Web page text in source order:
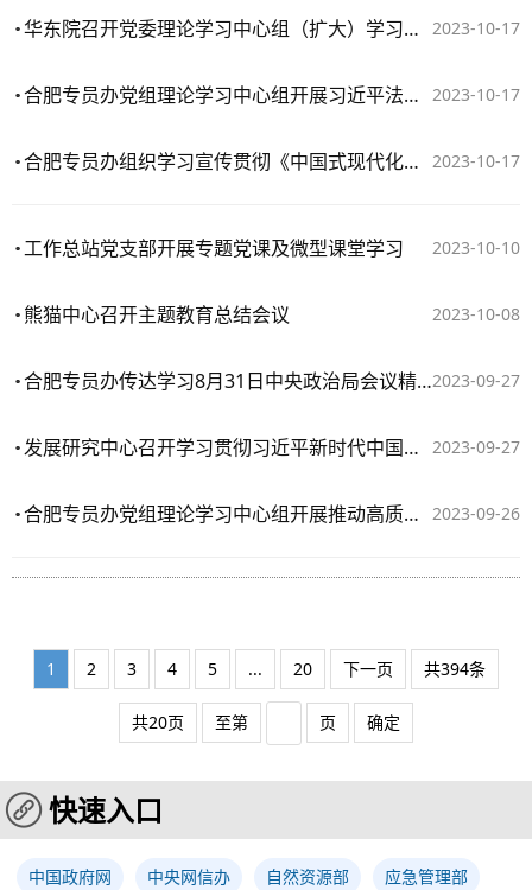
2023-10-17
华东院召开党委理论学习中心组（扩大）学习会传达学习贯彻习近平总书记考察浙江重要讲话精神
2023-10-17
合肥专员办党组理论学习中心组开展习近平法治思想专题学习
2023-10-17
合肥专员办组织学习宣传贯彻《中国式现代化面对面》
2023-10-10
工作总站党支部开展专题党课及微型课堂学习
2023-10-08
熊猫中心召开主题教育总结会议
2023-09-27
合肥专员办传达学习8月31日中央政治局会议精神
2023-09-27
发展研究中心召开学习贯彻习近平新时代中国特色社会主义思想主题教育总结会
2023-09-26
合肥专员办党组理论学习中心组开展推动高质量发展专题学习研讨
1 2 3 4 5 ... 20 下一页 共394条
共20页 至第 页 确定
快速入口
中国政府网 中央网信办 自然资源部 应急管理部